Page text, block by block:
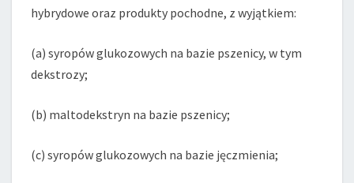
hybrydowe oraz produkty pochodne, z wyjątkiem:
(a) syropów glukozowych na bazie pszenicy, w tym
dekstrozy;
(b) maltodekstryn na bazie pszenicy;
(c) syropów glukozowych na bazie jęczmienia;